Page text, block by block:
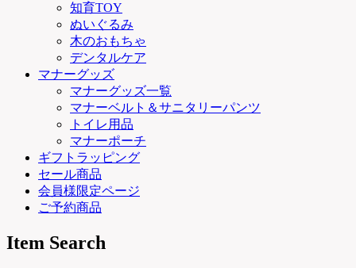
知育TOY
ぬいぐるみ
木のおもちゃ
デンタルケア
マナーグッズ
マナーグッズ一覧
マナーベルト＆サニタリーパンツ
トイレ用品
マナーポーチ
ギフトラッピング
セール商品
会員様限定ページ
ご予約商品
Item Search